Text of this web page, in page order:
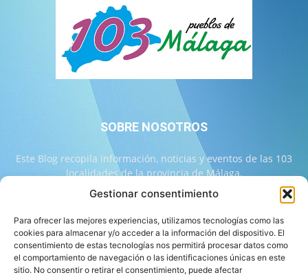
Gestionar consentimiento
Para ofrecer las mejores experiencias, utilizamos tecnologías como las
cookies para almacenar y/o acceder a la información del dispositivo. El
consentimiento de estas tecnologías nos permitirá procesar datos como
el comportamiento de navegación o las identificaciones únicas en este
sitio. No consentir o retirar el consentimiento, puede afectar
SOBRE NOSOTROS
Este Blog recopila información, noticias y eventos de las 103
localidades de la provincia de Málaga.
Contáctanos: info@103malaga.com
SÍGUENOS